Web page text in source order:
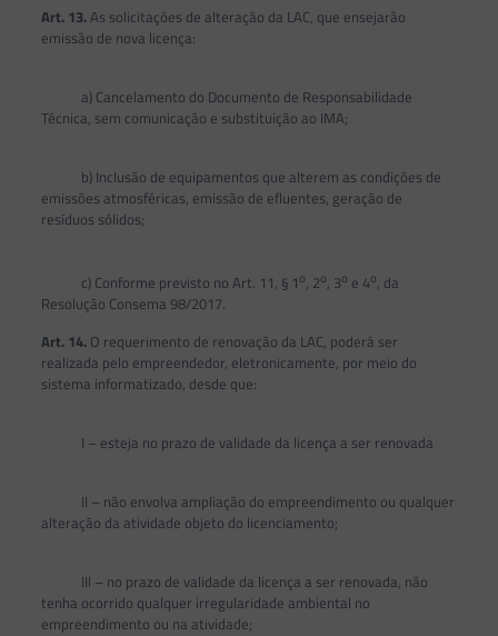
Art. 13.As solicitações de alteração da LAC, que ensejarão
emissão de nova licença:
a) Cancelamento do Documento de Responsabilidade
Técnica, sem comunicação e substituição ao IMA;
b) Inclusão de equipamentos que alterem as condições de
emissões atmosféricas, emissão de efluentes, geração de
resíduos sólidos;
c) Conforme previsto no Art. 11, § 1o, 2o, 3o e 4o, da
Resolução Consema 98/2017.
Art. 14.O requerimento de renovação da LAC, poderá ser
realizada pelo empreendedor, eletronicamente, por meio do
sistema informatizado, desde que:
I – esteja no prazo de validade da licença a ser renovada
II – não envolva ampliação do empreendimento ou qualquer
alteração da atividade objeto do licenciamento;
III – no prazo de validade da licença a ser renovada, não
tenha ocorrido qualquer irregularidade ambiental no
empreendimento ou na atividade;